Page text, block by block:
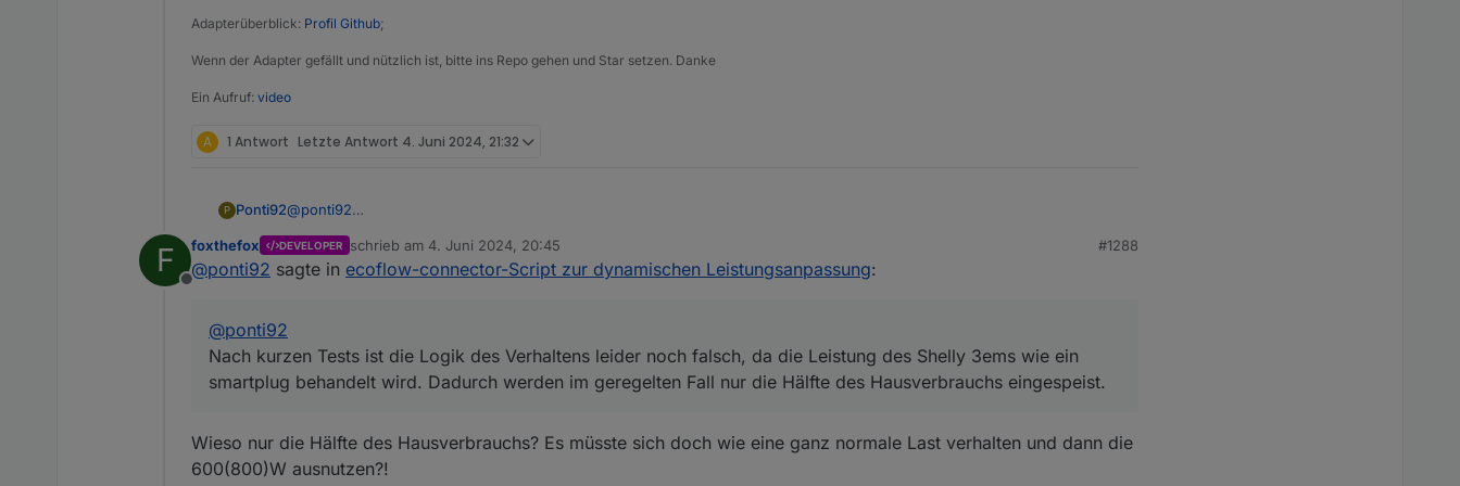
Wenn alles geklappt hat, der Pfad stimmt und das Script läuft, solltet Ihr unter Objekte: "0_userdata.0.ecoflow.RealPower"
sehen, dass sich dieser Wert regelmäßig anpasst.
Adapterüberblick: Profil Github;
Wenn der Adapter gefällt und nützlich ist, bitte ins Repo gehen und Star setzen. Danke
Ein Aufruf: video
A 1 Antwort Letzte Antwort 4. Juni 2024, 21:32
P Ponti92@ponti92
behandelt wird. Dadurch werden im geregelten Fall nur die Hälfte des Hausverbrauchs eingespeist.
F
Offline
foxthefox DEVELOPER schrieb am 4. Juni 2024, 20:45
zuletzt editiert von
#1288
@ponti92 sagte in ecoflow-connector-Script zur dynamischen Leistungsanpassung:
@ponti92
Nach kurzen Tests ist die Logik des Verhaltens leider noch falsch, da die Leistung des Shelly 3ems wie ein
smartplug behandelt wird. Dadurch werden im geregelten Fall nur die Hälfte des Hausverbrauchs eingespeist.
Wieso nur die Hälfte des Hausverbrauchs? Es müsste sich doch wie eine ganz normale Last verhalten und dann die
600(800)W ausnutzen?!